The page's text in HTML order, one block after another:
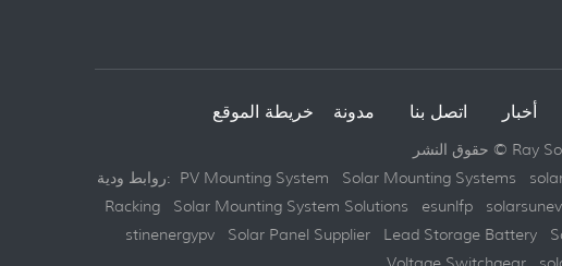
أخبار اتصل بنا مدونة
روابط ودية: PV Mounting System Solar Mounting Systems
Racking
Solar Mounting System Solutions esunlfp
stinenergypv
Solar Panel Supplier Lead Storage Battery